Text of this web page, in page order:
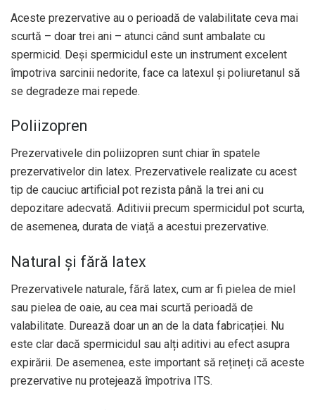
Aceste prezervative au o perioadă de valabilitate ceva mai
scurtă – doar trei ani – atunci când sunt ambalate cu
spermicid. Deși spermicidul este un instrument excelent
împotriva sarcinii nedorite, face ca latexul și poliuretanul să
se degradeze mai repede.
Poliizopren
Prezervativele din poliizopren sunt chiar în spatele
prezervativelor din latex. Prezervativele realizate cu acest
tip de cauciuc artificial pot rezista până la trei ani cu
depozitare adecvată. Aditivii precum spermicidul pot scurta,
de asemenea, durata de viață a acestui prezervative.
Natural și fără latex
Prezervativele naturale, fără latex, cum ar fi pielea de miel
sau pielea de oaie, au cea mai scurtă perioadă de
valabilitate. Durează doar un an de la data fabricației. Nu
este clar dacă spermicidul sau alți aditivi au efect asupra
expirării. De asemenea, este important să rețineți că aceste
prezervative nu protejează împotriva ITS.